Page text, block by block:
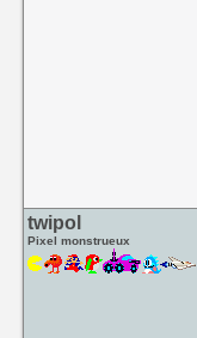
twipol
Pixel monstrueux